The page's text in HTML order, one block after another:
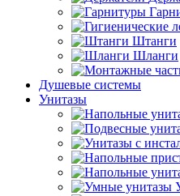
Штанги
Шланги
Душевые системы
Унитазы